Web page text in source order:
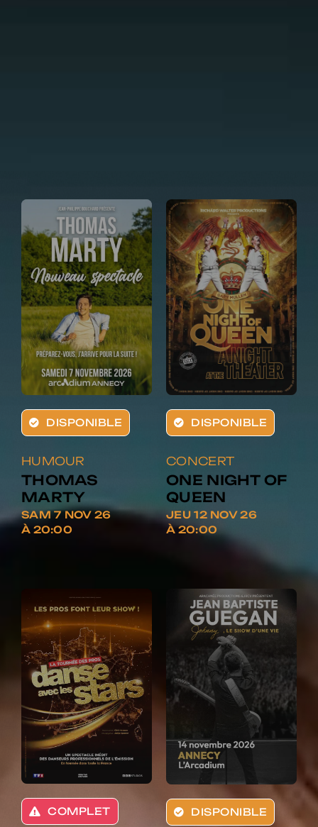
DISPONIBLE
HUMOUR
THOMAS
MARTY
SAM 7 NOV 26
À 20:00
DISPONIBLE
CONCERT
ONE NIGHT OF
QUEEN
JEU 12 NOV 26
À 20:00
COMPLET DISPONIBLE